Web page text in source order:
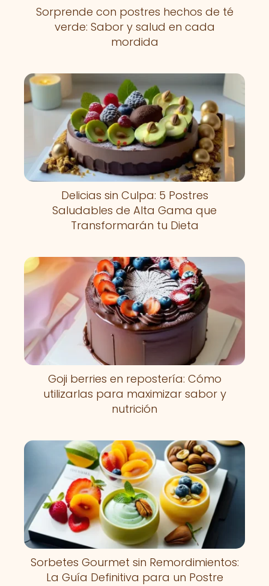
Sorprende con postres hechos de té
verde: Sabor y salud en cada
mordida
Delicias sin Culpa: 5 Postres
Saludables de Alta Gama que
Transformarán tu Dieta
Goji berries en repostería: Cómo
utilizarlas para maximizar sabor y
nutrición
Sorbetes Gourmet sin Remordimientos:
La Guía Definitiva para un Postre